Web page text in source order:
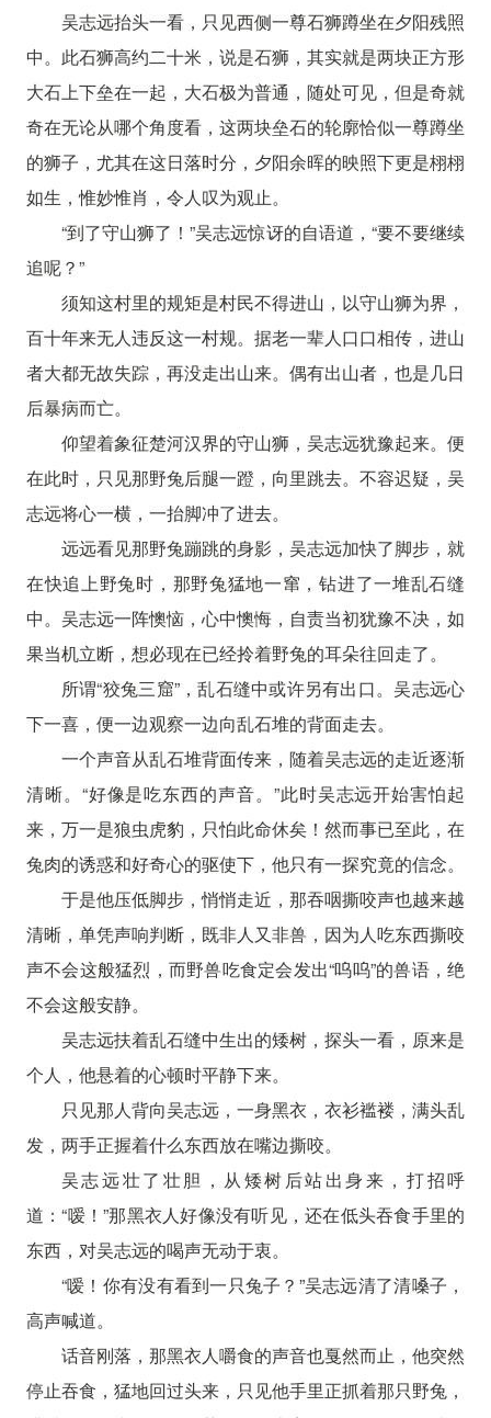
吴志远抬头一看，只见西侧一尊石狮蹲坐在夕阳残照
中。此石狮高约二十米，说是石狮，其实就是两块正方形
大石上下垒在一起，大石极为普通，随处可见，但是奇就
奇在无论从哪个角度看，这两块垒石的轮廓恰似一尊蹲坐
的狮子，尤其在这日落时分，夕阳余晖的映照下更是栩栩
如生，惟妙惟肖，令人叹为观止。
“到了守山狮了！”吴志远惊讶的自语道，“要不要继续
追呢？”
须知这村里的规矩是村民不得进山，以守山狮为界，
百十年来无人违反这一村规。据老一辈人口口相传，进山
者大都无故失踪，再没走出山来。偶有出山者，也是几日
后暴病而亡。
仰望着象征楚河汉界的守山狮，吴志远犹豫起来。便
在此时，只见那野兔后腿一蹬，向里跳去。不容迟疑，吴
志远将心一横，一抬脚冲了进去。
远远看见那野兔蹦跳的身影，吴志远加快了脚步，就
在快追上野兔时，那野兔猛地一窜，钻进了一堆乱石缝
中。吴志远一阵懊恼，心中懊悔，自责当初犹豫不决，如
果当机立断，想必现在已经拎着野兔的耳朵往回走了。
所谓“狡兔三窟”，乱石缝中或许另有出口。吴志远心
下一喜，便一边观察一边向乱石堆的背面走去。
一个声音从乱石堆背面传来，随着吴志远的走近逐渐
清晰。“好像是吃东西的声音。”此时吴志远开始害怕起
来，万一是狼虫虎豹，只怕此命休矣！然而事已至此，在
兔肉的诱惑和好奇心的驱使下，他只有一探究竟的信念。
于是他压低脚步，悄悄走近，那吞咽撕咬声也越来越
清晰，单凭声响判断，既非人又非兽，因为人吃东西撕咬
声不会这般猛烈，而野兽吃食定会发出“呜呜”的兽语，绝
不会这般安静。
吴志远扶着乱石缝中生出的矮树，探头一看，原来是
个人，他悬着的心顿时平静下来。
只见那人背向吴志远，一身黑衣，衣衫褴褛，满头乱
发，两手正握着什么东西放在嘴边撕咬。
吴志远壮了壮胆，从矮树后站出身来，打招呼
道：“嗳！”那黑衣人好像没有听见，还在低头吞食手里的
东西，对吴志远的喝声无动于衷。
“嗳！你有没有看到一只兔子？”吴志远清了清嗓子，
高声喊道。
话音刚落，那黑衣人嚼食的声音也戛然而止，他突然
停止吞食，猛地回过头来，只见他手里正抓着那只野兔，